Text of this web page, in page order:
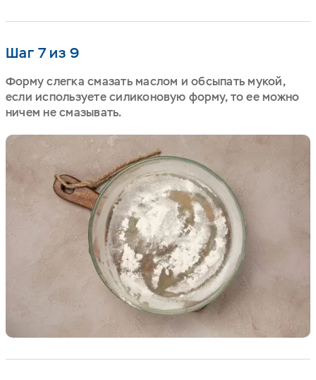
Шаг 7 из 9
Форму слегка смазать маслом и обсыпать мукой,
если используете силиконовую форму, то ее можно
ничем не смазывать.